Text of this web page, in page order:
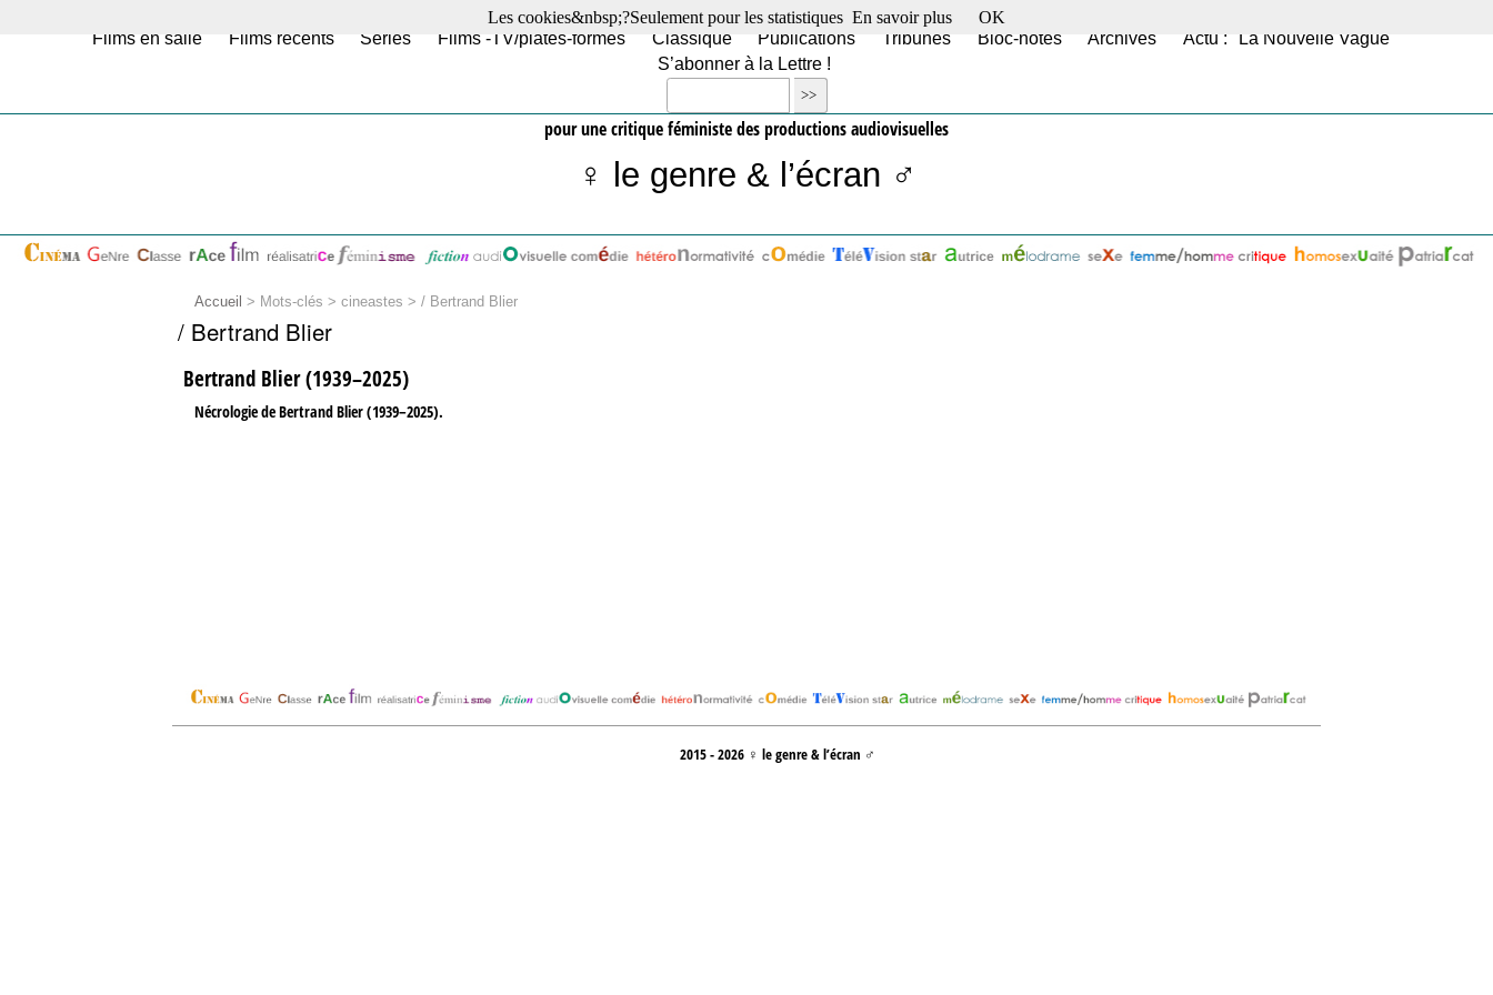
Films en salle Films récents Séries Films -TV/plates-formes Classique Publications Tribunes Bloc-notes Archives
Actu : "La Nouvelle Vague"
S’abonner à la Lettre !
pour une critique féministe des productions audiovisuelles
♀ le genre & l’écran ♂
Accueil > Mots-clés > cineastes > / Bertrand Blier
/ Bertrand Blier
Bertrand Blier (1939–2025)
Nécrologie de Bertrand Blier (1939–2025).
2015 - 2026 ♀ le genre & l’écran ♂
Les cookies&nbsp;?Seulement pour les statistiques En savoir plus OK